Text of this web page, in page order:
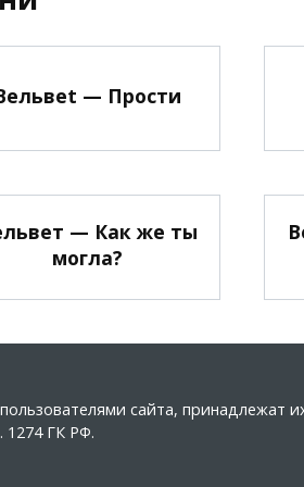
— Прости
— Как же ты
могла?
сайта, принадлежат
1274 ГК РФ.